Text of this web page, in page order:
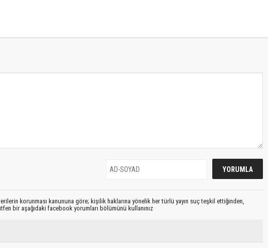
korunması kanununa göre; kişilik haklarına yönelik her türlü yayın suç teşkil ettiğinden,
bir aşağıdaki facebook yorumları bölümünü kullanınız